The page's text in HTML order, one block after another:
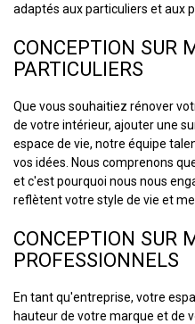
adaptés aux particuliers et aux
CONCEPTION SUR
PARTICULIERS
Que vous souhaitiez rénover
de votre intérieur, ajouter une
espace de vie, notre équipe
vos idées. Nous comprenons
et c'est pourquoi nous nous
reflètent votre style de vie et
CONCEPTION SUR
PROFESSIONNELS
En tant qu'entreprise, votre
hauteur de votre marque et de